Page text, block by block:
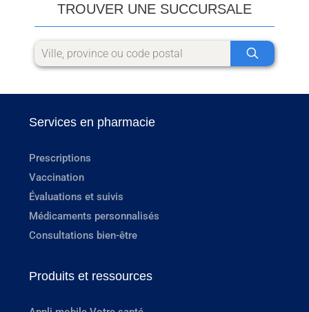
TROUVER UNE SUCCURSALE
Services en pharmacie
Prescriptions
Vaccination
Évaluations et suivis
Médicaments personnalisés
Consultations bien-être
Produits et ressources